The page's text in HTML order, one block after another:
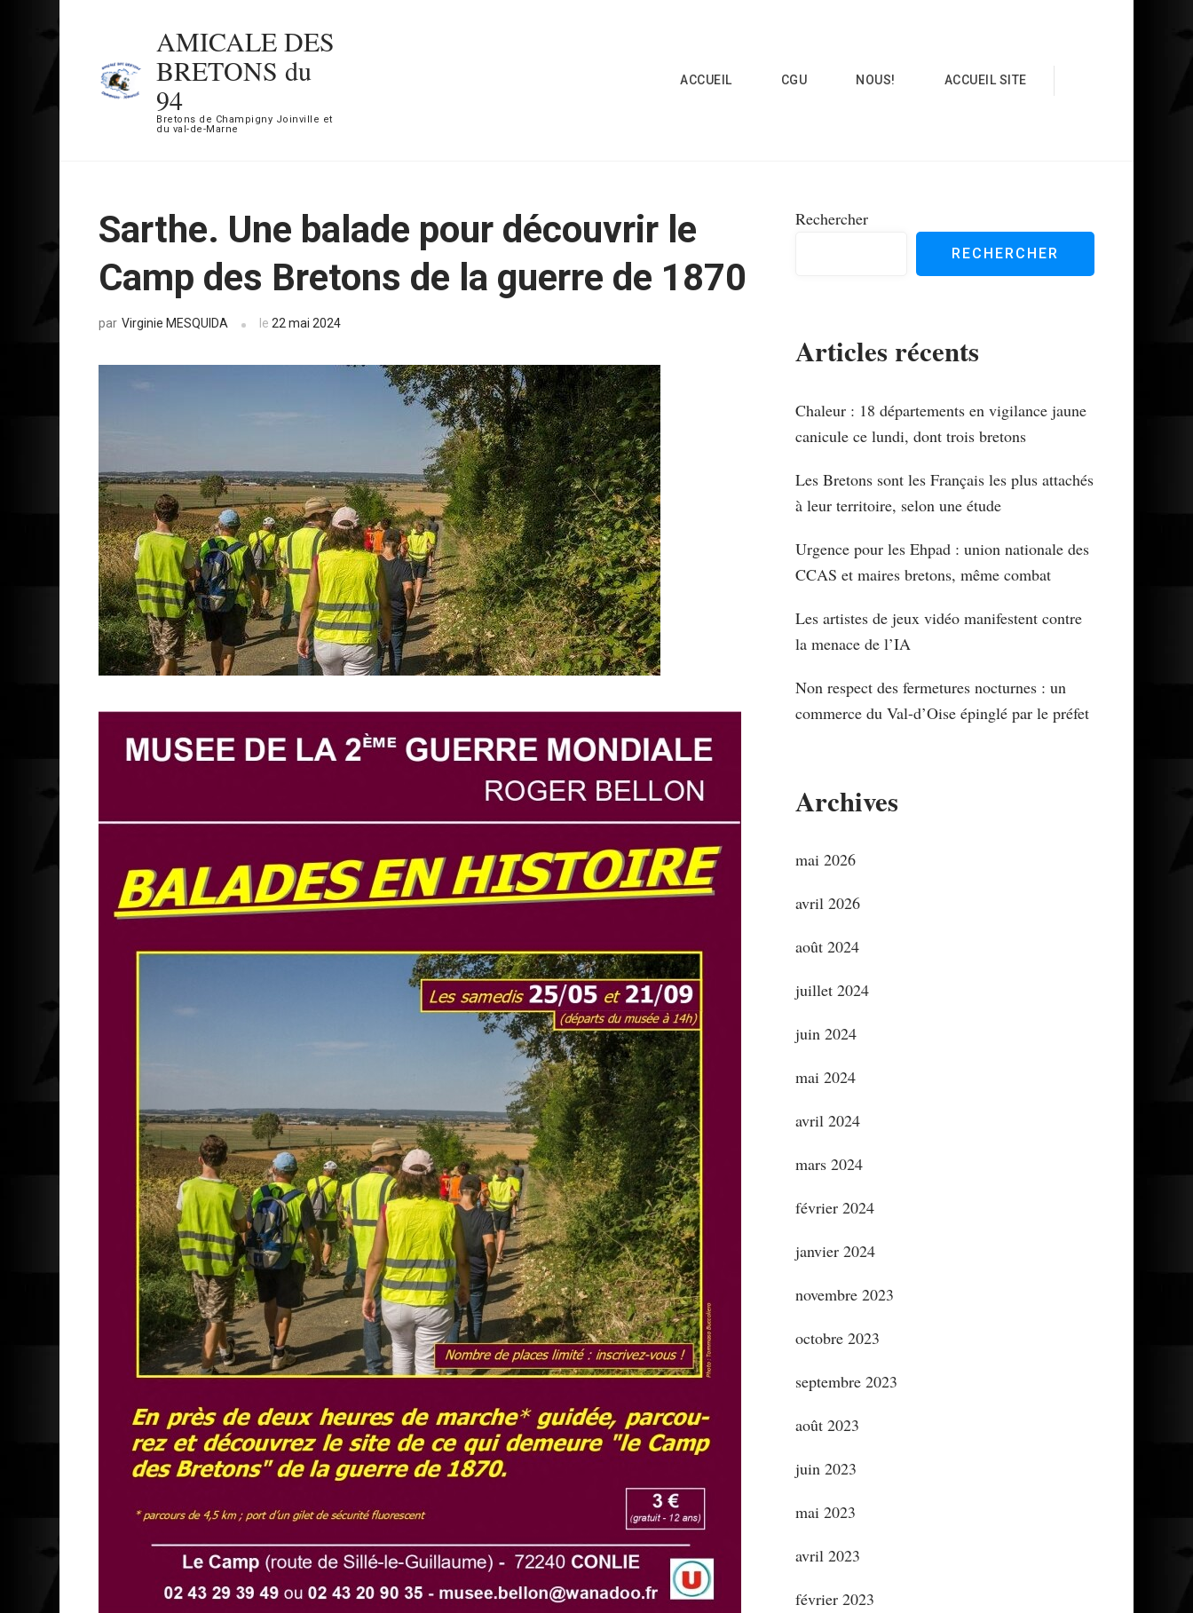
contenu
(Pressez
AMICALE DES
BRETONS du
94
Bretons de Champigny Joinville et
du val-de-Marne
ACCUEIL CGU NOUS! ACCUEIL SITE
Sarthe. Une balade pour découvrir le
Camp des Bretons de la guerre de 1870
par Virginie MESQUIDA le22 mai 2024
Rechercher
RECHERCHER
Articles récents
Chaleur : 18 départements en vigilance jaune
canicule ce lundi, dont trois bretons
Les Bretons sont les Français les plus attachés
à leur territoire, selon une étude
Urgence pour les Ehpad : union nationale des
CCAS et maires bretons, même combat
Les artistes de jeux vidéo manifestent contre
la menace de l’IA
Non respect des fermetures nocturnes : un
commerce du Val-d’Oise épinglé par le préfet
Archives
mai 2026
avril 2026
août 2024
juillet 2024
juin 2024
mai 2024
avril 2024
mars 2024
février 2024
janvier 2024
novembre 2023
octobre 2023
septembre 2023
août 2023
juin 2023
mai 2023
avril 2023
février 2023